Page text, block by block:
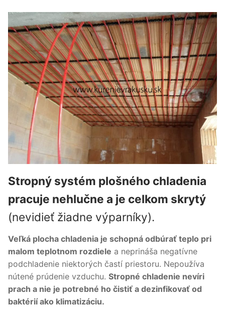
Stropný systém plošného chladenia
pracuje nehlučne a je celkom skrytý
(nevidieť žiadne výparníky).
Veľká plocha chladenia je schopná odbúrať teplo pri
malom teplotnom rozdiele a neprináša negatívne
podchladenie niektorých častí priestoru. Nepoužíva
nútené prúdenie vzduchu. Stropné chladenie nevíri
prach a nie je potrebné ho čistiť a dezinfikovať od
baktérií ako klimatizáciu.